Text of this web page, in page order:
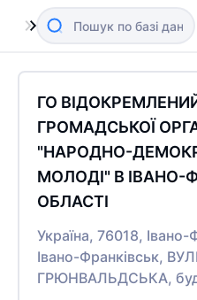
ГО
ГРОМАДСЬКОЇ
"НАРОДНО-
МОЛОДІ" В ІВАНО-
ОБЛАСТІ
Україна, 76018,
Івано-Франківськ,
ГРЮНВАЛЬДСЬКА,